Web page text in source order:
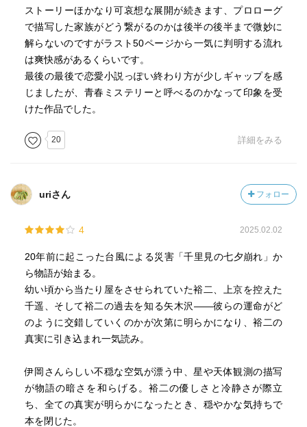
ストーリーほかなり可哀想な展開が続きます、プロローグ
で描写した家族がどう繋がるのかは後半の後半まで微妙に
解らないのですがラスト50ページから一気に判明する流れ
は爽快感があるくらいです。
最後の最後で恋愛小説っぽい終わり方が少しギャップを感
じましたが、青春ミステリーと呼べるのかなって印象を受
けた作品でした。
20 詳細をみる
uriさん フォロー
4 2025.02.02
20年前に起こった台風による災害「千里見の七夕崩れ」か
ら物語が始まる。
幼い頃から当たり屋をさせられていた裕二、上京を控えた
千遥、そして裕二の過去を知る矢木沢——彼らの運命がど
のように交錯していくのかが次第に明らかになり、裕二の
真実に引き込まれ一気読み。
伊岡さんらしい不穏な空気が漂う中、星や天体観測の描写
が物語の暗さを和らげる。裕二の優しさと冷静さが際立
ち、全ての真実が明らかになったとき、穏やかな気持ちで
本を閉じた。